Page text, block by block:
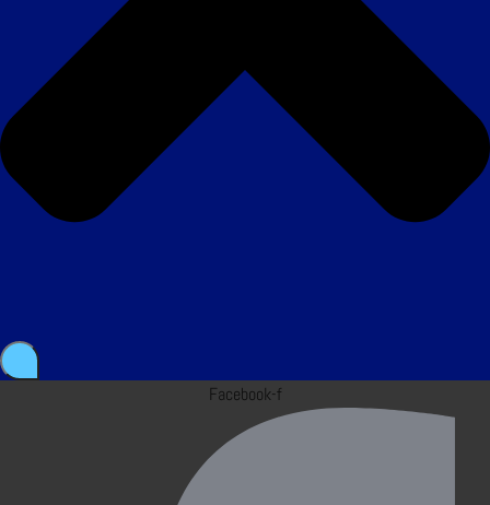
Facebook-f